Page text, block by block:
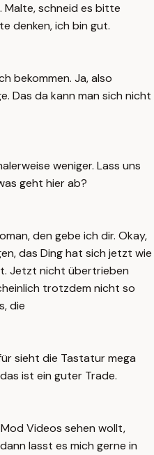
Malte, schneid es bitte
denken, ich bin gut.
bekommen. Ja, also
Das da kann man sich nicht
weniger. Lass uns
geht hier ab?
den gebe ich dir. Okay,
das Ding hat sich jetzt wie
Jetzt nicht übertrieben
trotzdem nicht so
die
sieht die Tastatur mega
ist ein guter Trade.
Videos sehen wollt,
lasst es mich gerne in